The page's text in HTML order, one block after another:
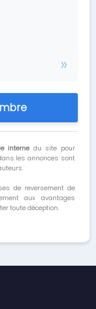
internedu site pour
les annonces sont
de reversement de
aux avantages
toute déception.